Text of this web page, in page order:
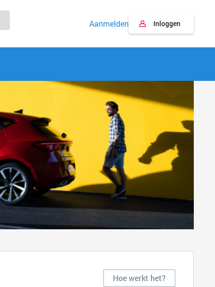
Aanmelden Inloggen
Hoe werkt het?